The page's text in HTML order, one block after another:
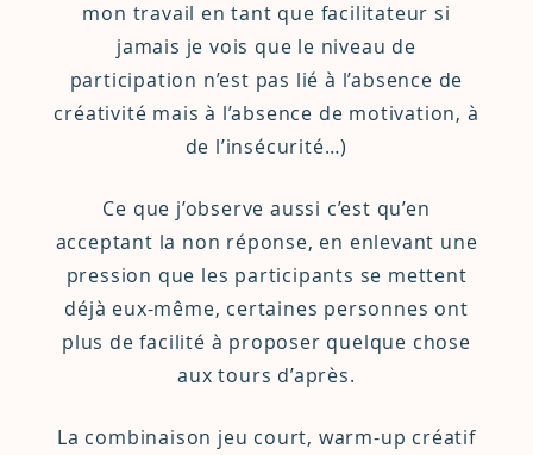
mon travail en tant que facilitateur si
jamais je vois que le niveau de
participation n’est pas lié à l’absence de
créativité mais à l’absence de motivation, à
de l’insécurité…)
Ce que j’observe aussi c’est qu’en
acceptant la non réponse, en enlevant une
pression que les participants se mettent
déjà eux-même, certaines personnes ont
plus de facilité à proposer quelque chose
aux tours d’après.
La combinaison jeu court, warm-up créatif